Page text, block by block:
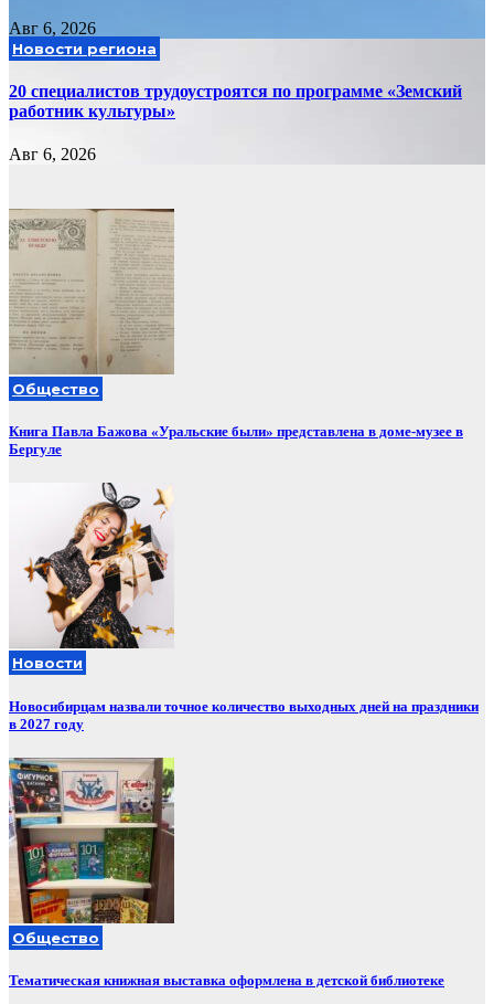
Авг 6, 2026
Новости региона
20 специалистов трудоустроятся по программе «Земский
работник культуры»
Авг 6, 2026
Общество
Книга Павла Бажова «Уральские были» представлена в доме-музее в
Бергуле
Новости
Новосибирцам назвали точное количество выходных дней на праздники
в 2027 году
Общество
Тематическая книжная выставка оформлена в детской библиотеке